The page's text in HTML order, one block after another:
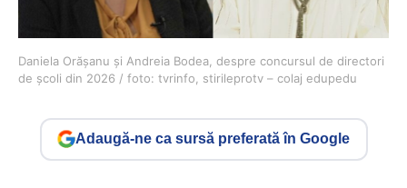
Daniela Orășanu și Andreia Bodea, despre concursul de directori
de școli din 2026 / foto: tvrinfo, stirileprotv – colaj edupedu
Adaugă-ne ca sursă preferată în Google